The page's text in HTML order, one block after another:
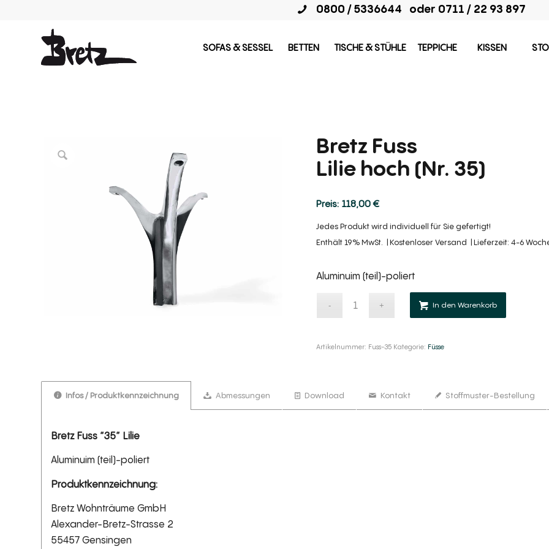
0800 / 5336644 oder 0711 / 22 93 897
SOFAS & SESSEL BETTEN TISCHE & STÜHLE TEPPICHE KISSEN
Bretz Fuss
Lilie hoch (Nr. 35)
118,00€
Jedes Produkt wird individuell für Sie gefertigt!
Enthält 19% MwSt.
Kostenloser Versand Lieferzeit: 4-6
Aluminuim (teil)-poliert
In den Warenkorb
Artikelnummer: Fuss-35 Kategorie: Füsse
Infos / Produktkennzeichnung Abmessungen Download Kontakt Stoffmuster-Bestellung
Bretz Fuss “35” Lilie
Aluminuim (teil)-poliert
Produktkennzeichnung:
Bretz Wohnträume GmbH
Alexander-Bretz-Strasse 2
55457 Gensingen